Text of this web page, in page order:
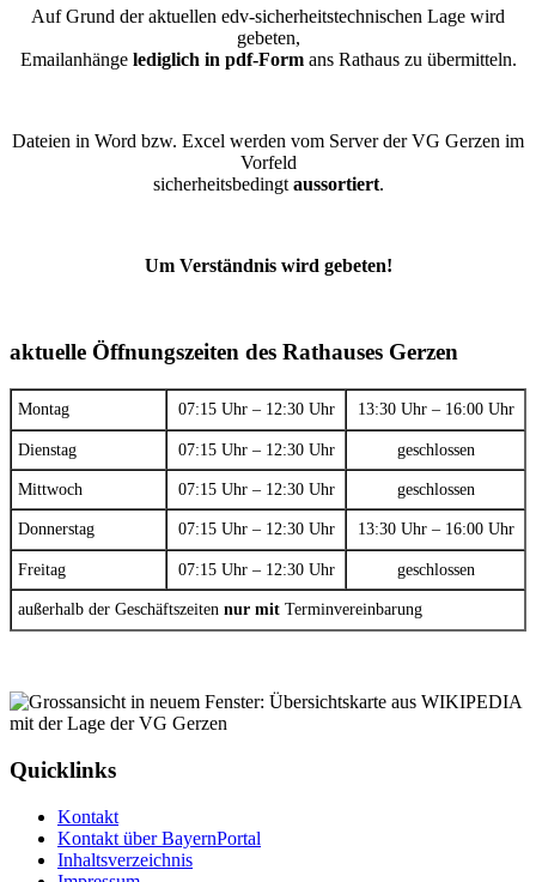
Auf Grund der aktuellen edv-sicherheitstechnischen Lage wird
gebeten,
Emailanhänge lediglich in pdf-Formans Rathaus zu übermitteln.
Dateien in Word bzw. Excel werden vom Server der VG Gerzen im
Vorfeld
sicherheitsbedingt aussortiert.
Um Verständnis wird gebeten!
aktuelle Öffnungszeiten des Rathauses Gerzen
Montag 07:15 Uhr – 12:30 Uhr 13:30 Uhr – 16:00 Uhr
Dienstag 07:15 Uhr – 12:30 Uhr geschlossen
Mittwoch 07:15 Uhr – 12:30 Uhr geschlossen
Donnerstag 07:15 Uhr – 12:30 Uhr 13:30 Uhr – 16:00 Uhr
Freitag 07:15 Uhr – 12:30 Uhr geschlossen
außerhalb der Geschäftszeiten nur mit Terminvereinbarung
Quicklinks
Kontakt
Kontakt über BayernPortal
Inhaltsverzeichnis